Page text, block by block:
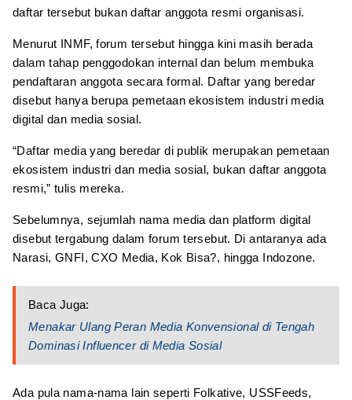
daftar tersebut bukan daftar anggota resmi organisasi.
Menurut INMF, forum tersebut hingga kini masih berada
dalam tahap penggodokan internal dan belum membuka
pendaftaran anggota secara formal. Daftar yang beredar
disebut hanya berupa pemetaan ekosistem industri media
digital dan media sosial.
“Daftar media yang beredar di publik merupakan pemetaan
ekosistem industri dan media sosial, bukan daftar anggota
resmi,” tulis mereka.
Sebelumnya, sejumlah nama media dan platform digital
disebut tergabung dalam forum tersebut. Di antaranya ada
Narasi, GNFI, CXO Media, Kok Bisa?, hingga Indozone.
Baca Juga:
Menakar Ulang Peran Media Konvensional di Tengah
Dominasi Influencer di Media Sosial
Ada pula nama-nama lain seperti Folkative, USSFeeds,